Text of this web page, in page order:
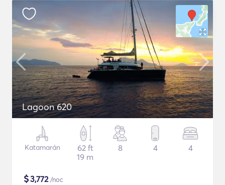
Lagoon 620
Katamarán
62 ft
19 m
8 4 4
$3,772/noc